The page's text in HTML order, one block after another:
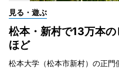
見る・遊ぶ
松本・新村で13万本
ほど
松本大学（松本市新村）の正